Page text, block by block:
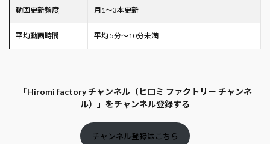
動画更新頻度 月1～3本更新
平均動画時間 平均 5分～10分未満
「Hiromi factory チャンネル（ヒロミ ファクトリー チャンネ
ル）」をチャンネル登録する
チャンネル登録はこちら